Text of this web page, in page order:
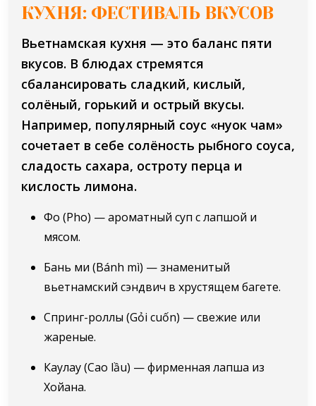
КУХНЯ: ФЕСТИВАЛЬ ВКУСОВ
Вьетнамская кухня — это баланс пяти
вкусов. В блюдах стремятся
сбалансировать сладкий, кислый,
солёный, горький и острый вкусы.
Например, популярный соус «нуок чам»
сочетает в себе солёность рыбного соуса,
сладость сахара, остроту перца и
кислость лимона.
Фо (Pho) — ароматный суп с лапшой и
мясом.
Бань ми (Bánh mì) — знаменитый
вьетнамский сэндвич в хрустящем багете.
Спринг-роллы (Gỏi cuốn) — свежие или
жареные.
Каулау (Cao lầu) — фирменная лапша из
Хойана.